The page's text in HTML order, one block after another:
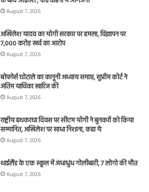
August 7, 2026
अखिलेश यादव का योगी सरकार पर हमला, विज्ञापन पर
7,000 करोड़ खर्च का आरोप
August 7, 2026
बोफोर्स घोटाले का कानूनी अध्याय समाप्त, सुप्रीम कोर्ट ने
अंतिम याचिका खारिज की
August 7, 2026
राष्ट्रीय हथकरघा दिवस पर सीएम योगी ने बुनकरों को किया
सम्मानित, अखिलेश पर साधा निशाना, कहा ये
August 7, 2026
थाईलैंड के एक स्कूल में अंधाधुंध गोलीबारी, 7 लोगो की मौत
August 7, 2026